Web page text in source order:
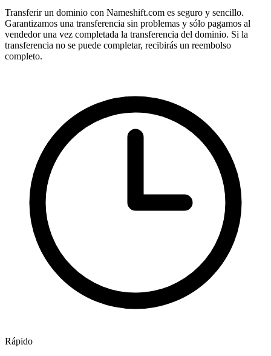
Transferir un dominio con Nameshift.com es seguro y sencillo.
Garantizamos una transferencia sin problemas y sólo pagamos al
vendedor una vez completada la transferencia del dominio. Si la
transferencia no se puede completar, recibirás un reembolso
completo.
Rápido